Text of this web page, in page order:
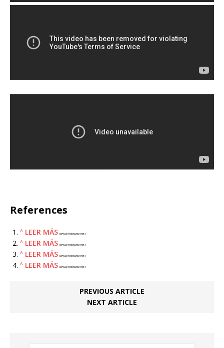
References
^ LEER MÁS (www.telesurtv.net)
^ LEER MÁS (www.telesurtv.net)
^ LEER MÁS (www.telesurtv.net)
^ LEER MÁS (www.telesurtv.net)
PREVIOUS ARTICLE
NEXT ARTICLE